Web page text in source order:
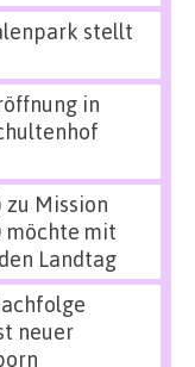
stellt
in
zu Mission
möchte mit
Landtag
neuer